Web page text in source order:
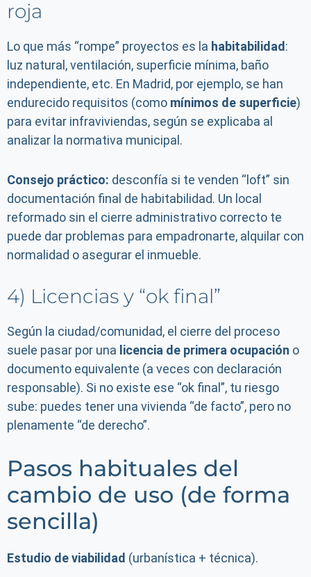
roja
Lo que más “rompe” proyectos es la habitabilidad :
luz natural, ventilación, superficie mínima, baño
independiente, etc. En Madrid, por ejemplo, se han
endurecido requisitos (como mínimos de superficie)
para evitar infraviviendas, según se explicaba al
analizar la normativa municipal.
Consejo práctico: desconfía si te venden “loft” sin
documentación final de habitabilidad. Un local
reformado sin el cierre administrativo correcto te
puede dar problemas para empadronarte, alquilar con
normalidad o asegurar el inmueble.
4) Licencias y “ok final”
Según la ciudad/comunidad, el cierre del proceso
suele pasar por una licencia de primera ocupación o
documento equivalente (a veces con declaración
responsable). Si no existe ese “ok final”, tu riesgo
sube: puedes tener una vivienda “de facto”, pero no
plenamente “de derecho”.
Pasos habituales del
cambio de uso (de forma
sencilla)
Estudio de viabilidad (urbanística + técnica).